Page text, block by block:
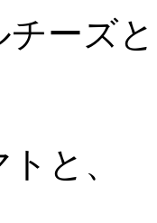
チーズ
と、